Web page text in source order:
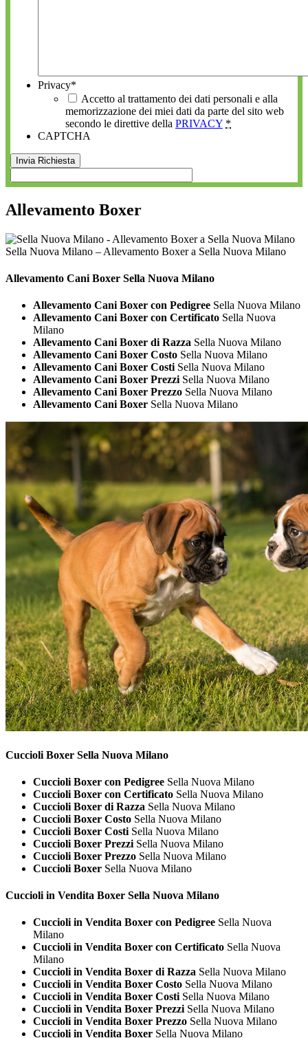
Privacy*
Accetto al trattamento dei dati personali e alla
memorizzazione dei miei dati da parte del sito web
secondo le direttive della PRIVACY *
CAPTCHA
Allevamento Boxer
Sella Nuova Milano – Allevamento Boxer a Sella Nuova Milano
Allevamento Cani Boxer Sella Nuova Milano
Allevamento Cani Boxer con Pedigree Sella Nuova Milano
Allevamento Cani Boxer con Certificato Sella Nuova
Milano
Allevamento Cani Boxer di Razza Sella Nuova Milano
Allevamento Cani Boxer Costo Sella Nuova Milano
Allevamento Cani Boxer Costi Sella Nuova Milano
Allevamento Cani Boxer Prezzi Sella Nuova Milano
Allevamento Cani Boxer Prezzo Sella Nuova Milano
Allevamento Cani Boxer Sella Nuova Milano
Cuccioli Boxer Sella Nuova Milano
Cuccioli Boxer con Pedigree Sella Nuova Milano
Cuccioli Boxer con Certificato Sella Nuova Milano
Cuccioli Boxer di Razza Sella Nuova Milano
Cuccioli Boxer Costo Sella Nuova Milano
Cuccioli Boxer Costi Sella Nuova Milano
Cuccioli Boxer Prezzi Sella Nuova Milano
Cuccioli Boxer Prezzo Sella Nuova Milano
Cuccioli Boxer Sella Nuova Milano
Cuccioli in Vendita Boxer Sella Nuova Milano
Cuccioli in Vendita Boxer con Pedigree Sella Nuova
Milano
Cuccioli in Vendita Boxer con Certificato Sella Nuova
Milano
Cuccioli in Vendita Boxer di Razza Sella Nuova Milano
Cuccioli in Vendita Boxer Costo Sella Nuova Milano
Cuccioli in Vendita Boxer Costi Sella Nuova Milano
Cuccioli in Vendita Boxer Prezzi Sella Nuova Milano
Cuccioli in Vendita Boxer Prezzo Sella Nuova Milano
Cuccioli in Vendita Boxer Sella Nuova Milano